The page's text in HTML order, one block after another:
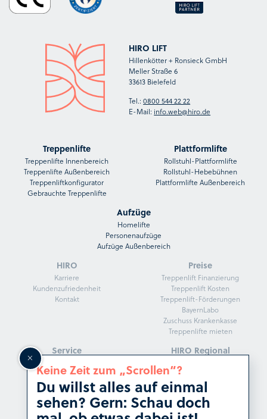
HIRO LIFT
Hillenkötter + Ronsieck GmbH
Meller Straße 6
33613 Bielefeld
Tel.:0800 544 22 22
E-Mail: info.web@hiro.de
Treppenlifte
Treppenlifte Innenbereich
Treppenlifte Außenbereich
Treppenliftkonfigurator
Gebrauchte Treppenlifte
Plattformlifte
Rollstuhl-Plattformlifte
Rollstuhl-Hebebühnen
Plattformlifte Außenbereich
Aufzüge
Homelifte
Personenaufzüge
Aufzüge Außenbereich
HIRO
Karriere
Kundenzufriedenheit
Kontakt
Preise
Treppenlift Finanzierung
Treppenlift Kosten
Treppenlift-Förderungen
BayernLabo
Zuschuss Krankenkasse
Treppenlifte mieten
Service
HIRO Fachberater
Darum HIRO
Herstellergarantie
Kunden beraten
Service und Montage
HIRO Magazin
HIRO Regional
Treppenlifte in Frankfurt
Treppenlifte in Stuttgart
Treppenlifte in Düsseldorf
Treppenlifte in Dresden
Treppenlifte in Hannover
Keine Zeit zum „Scrollen“?
Du willst alles auf einmal
sehen? Gern: Schau doch